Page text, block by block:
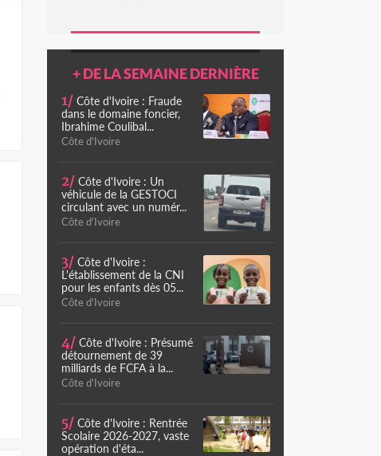
+ DE LA SEMAINE DERNIÈRE
1/ Côte d'Ivoire : Fraude
dans le domaine foncier,
Ibrahime Coulibal...
Côte d'Ivoire
2/ Côte d'Ivoire : Un
véhicule de la GESTOCI
circulant avec un numér...
Côte d'Ivoire
3/ Côte d'Ivoire :
L'établissement de la CNI
pour les enfants dès 05...
Côte d'Ivoire
4/ Côte d'Ivoire : Présumé
détournement de 39
milliards de FCFA à la...
Côte d'Ivoire
5/ Côte d'Ivoire : Rentrée
Scolaire 2026-2027, vaste
opération d'éta...